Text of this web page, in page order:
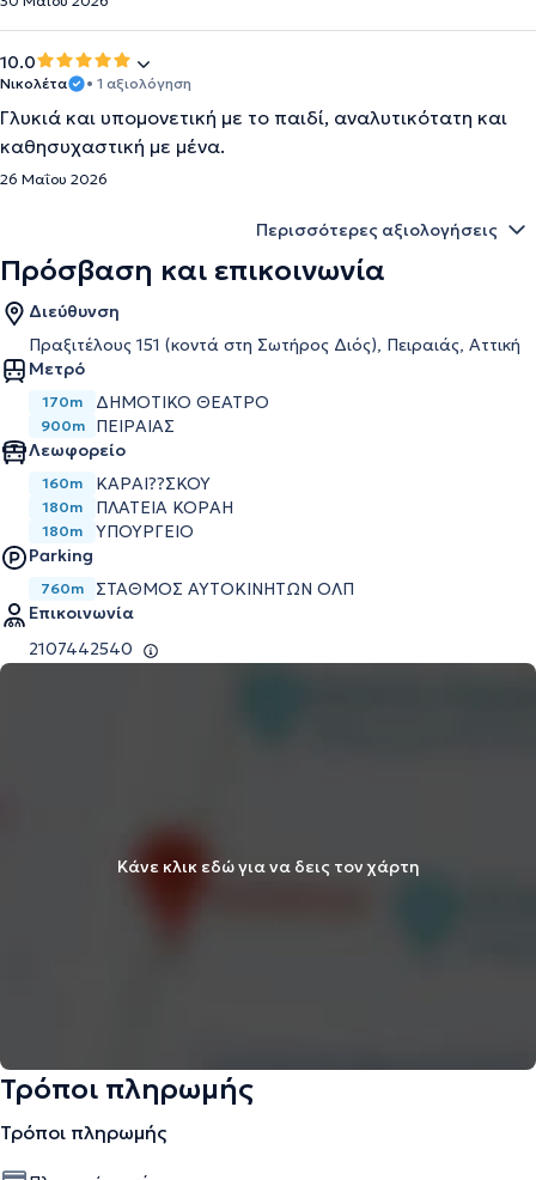
10.0
Νικολέτα • 1 αξιολόγηση
Γλυκιά και υπομονετική με το παιδί, αναλυτικότατη και
καθησυχαστική με μένα.
26 Μαΐου 2026
Περισσότερες αξιολογήσεις
Πρόσβαση και επικοινωνία
Διεύθυνση
Πραξιτέλους 151 (κοντά στη Σωτήρος Διός), Πειραιάς, Αττική
Μετρό
170m ΔΗΜΟΤΙΚΌ ΘΈΑΤΡΟ
900m
ΠΕΙΡΑΙΆΣ
Λεωφορείο
160m ΚΑΡΑΙ??ΣΚΟΥ
180m ΠΛΑΤΕΙΑ ΚΟΡΑΗ
180m
ΥΠΟΥΡΓΕΙΟ
Parking
760m
ΣΤΑΘΜΌΣ ΑΥΤΟΚΙΝΉΤΩΝ ΟΛΠ
Επικοινωνία
2107442540
Κάνε κλικ εδώ για να δεις τον χάρτη
Τρόποι πληρωμής
Τρόποι πληρωμής